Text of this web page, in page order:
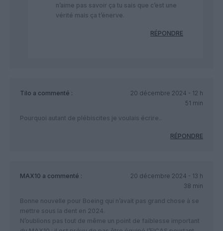
n’aime pas savoir ça tu sais que c’est une
vérité mais ça t’énerve.
RÉPONDRE
Tilo a commenté :
20 décembre 2024 - 12 h
51 min
Pourquoi autant de plébiscites je voulais écrire..
RÉPONDRE
MAX10 a commenté :
20 décembre 2024 - 13 h
38 min
Bonne nouvelle pour Boeing qui n’avait pas grand chose à se
mettre sous la dent en 2024.
N’oublions pas tout de même un point de faiblesse important